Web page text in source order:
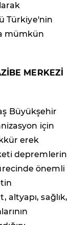
Türkiye'nin
mümkün
MERKEZİ
Büyükşehir
için
erek
depremlerin
önemli
sağlık,